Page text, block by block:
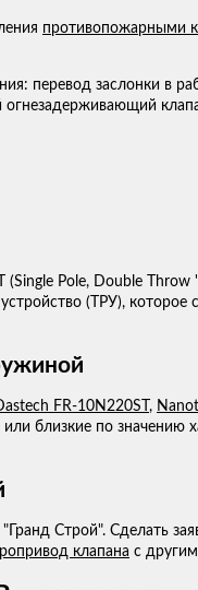
противопожарными
перевод заслонки в
Pole, Double
(ТРУ),
FR-10N220ST ,
близкие по
Строй". Сделать
клапана с